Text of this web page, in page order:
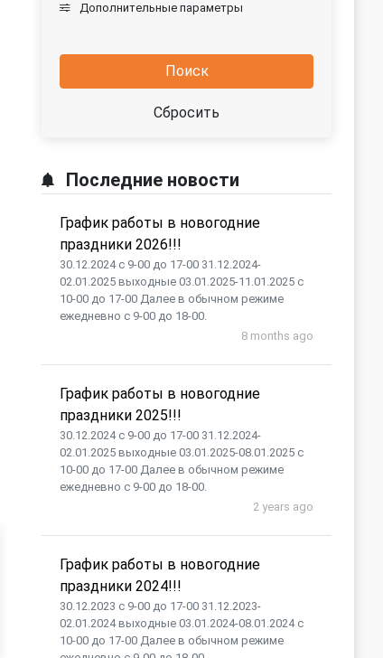
Дополнительные параметры
Поиск
Сбросить
Последние новости
График работы в новогодние
праздники 2026!!!
30.12.2024 с 9-00 до 17-00 31.12.2024-
02.01.2025 выходные 03.01.2025-11.01.2025 с
10-00 до 17-00 Далее в обычном режиме
ежедневно с 9-00 до 18-00.
8 months ago
График работы в новогодние
праздники 2025!!!
30.12.2024 с 9-00 до 17-00 31.12.2024-
02.01.2025 выходные 03.01.2025-08.01.2025 с
10-00 до 17-00 Далее в обычном режиме
ежедневно с 9-00 до 18-00.
2 years ago
График работы в новогодние
праздники 2024!!!
30.12.2023 с 9-00 до 17-00 31.12.2023-
02.01.2024 выходные 03.01.2024-08.01.2024 с
10-00 до 17-00 Далее в обычном режиме